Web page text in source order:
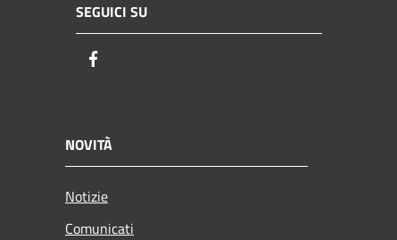
SEGUICI SU
NOVITÀ
Notizie
Comunicati